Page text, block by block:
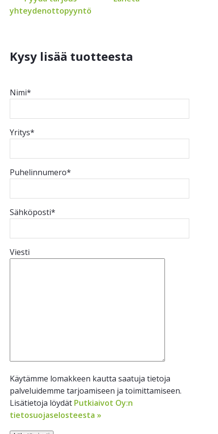
yhteydenottopyyntö
Kysy lisää tuotteesta
Nimi*
Yritys*
Puhelinnumero*
Sähköposti*
Viesti
Käytämme lomakkeen kautta saatuja tietoja
palveluidemme tarjoamiseen ja toimittamiseen.
Lisätietoja löydät Putkiaivot Oy:n
tietosuojaselosteesta »